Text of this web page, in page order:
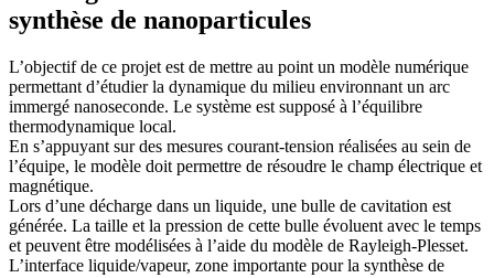
synthèse de nanoparticules
L’objectif de ce projet est de mettre au point un modèle numérique
permettant d’étudier la dynamique du milieu environnant un arc
immergé nanoseconde. Le système est supposé à l’équilibre
thermodynamique local.
En s’appuyant sur des mesures courant-tension réalisées au sein de
l’équipe, le modèle doit permettre de résoudre le champ électrique et
magnétique.
Lors d’une décharge dans un liquide, une bulle de cavitation est
générée. La taille et la pression de cette bulle évoluent avec le temps
et peuvent être modélisées à l’aide du modèle de Rayleigh-Plesset.
L’interface liquide/vapeur, zone importante pour la synthèse de